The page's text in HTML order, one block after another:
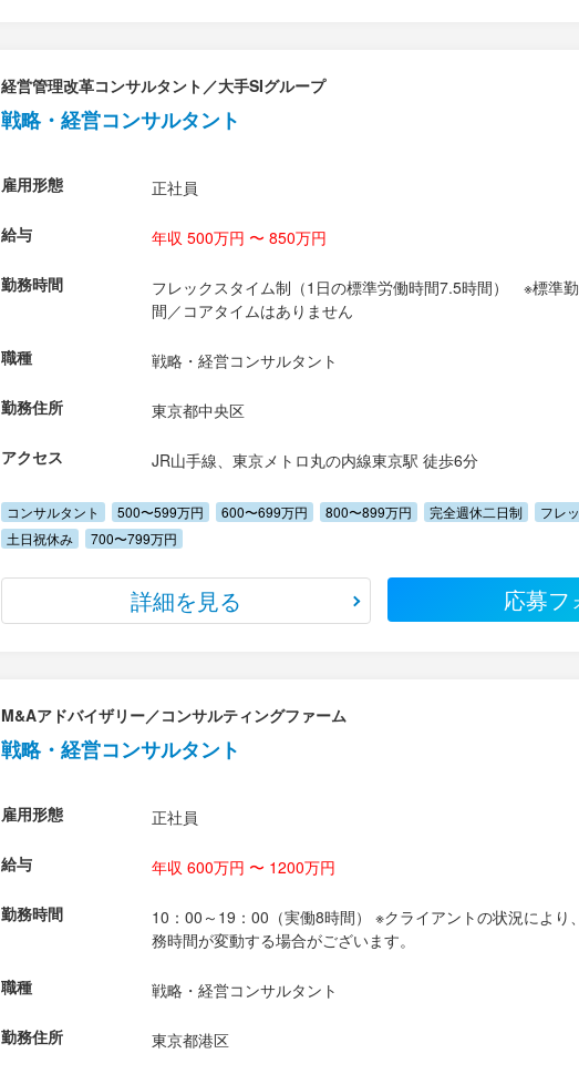
経営管理改革コンサルタント／大手SIグループ
戦略・経営コンサルタント
雇用形態 正社員
給与 年収 500万円 〜 850万円
勤務時間
フレックスタイム制（1日の標準労働時間7.5時間） ※標準
間／コアタイムはありません
職種 戦略・経営コンサルタント
勤務住所 東京都中央区
アクセス JR山手線、東京メトロ丸の内線東京駅 徒歩6分
コンサルタント 500〜599万円 600〜699万円 800〜899万円 完全週休二日制
フレ
土日祝休み
700〜799万円
詳細を見る 応募フ
M&Aアドバイザリー／コンサルティングファーム
戦略・経営コンサルタント
雇用形態 正社員
給与 年収 600万円 〜 1200万円
勤務時間
10：00～19：00（実働8時間） ※クライアントの状況により
務時間が変動する場合がございます。
職種 戦略・経営コンサルタント
勤務住所 東京都港区